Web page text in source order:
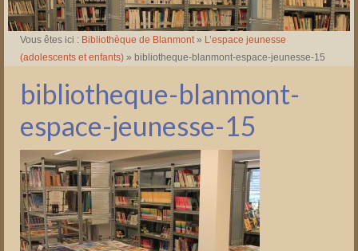
Vous êtes ici : Bibliothèque de Blanmont» L’espace jeunesse
(adolescents et enfants) » bibliotheque-blanmont-espace-jeunesse-15
bibliotheque-blanmont-
espace-jeunesse-15